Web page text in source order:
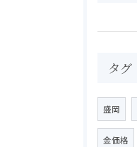
タグ
盛岡
金価格